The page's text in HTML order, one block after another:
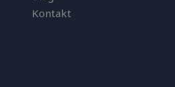
Kontakt